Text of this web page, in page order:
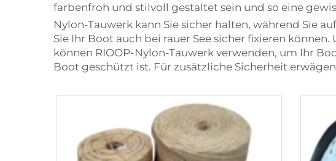
farbenfroh und stilvoll gestaltet sein und so eine
Nylon-Tauwerk kann Sie sicher halten, während Sie
Sie Ihr Boot auch bei rauer See sicher fixieren
können RIOOP-Nylon-Tauwerk verwenden, um Ihr
Boot geschützt ist. Für zusätzliche Sicherheit